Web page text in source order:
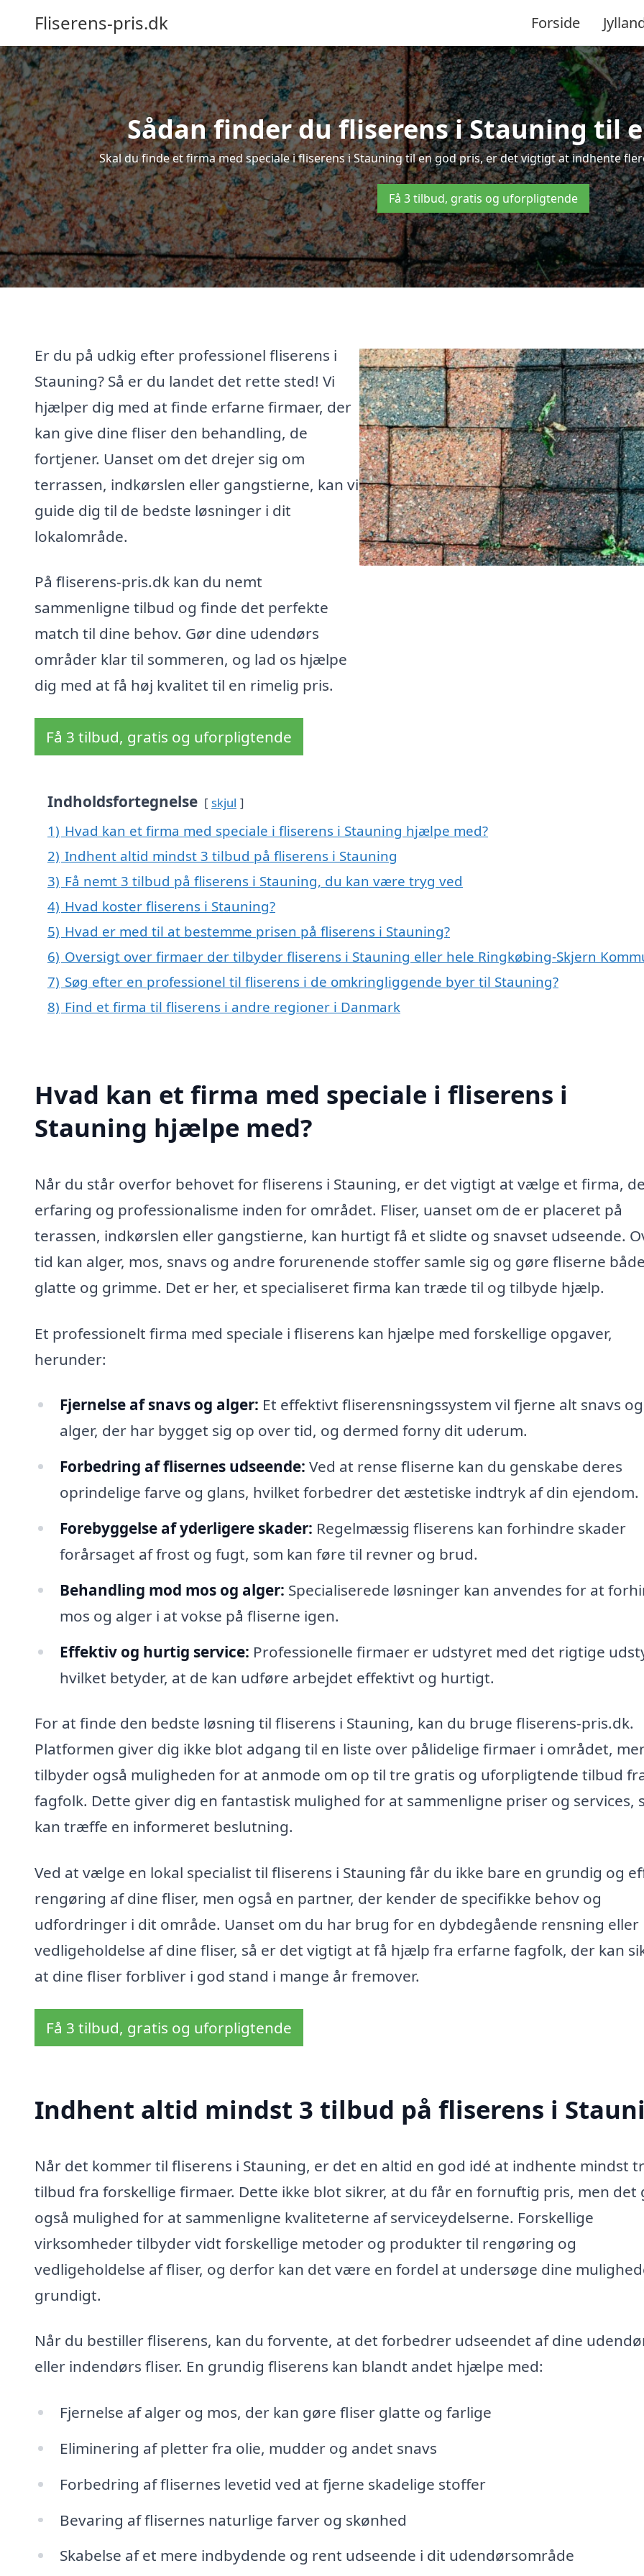
Fliserens-pris.dk Forside
Sådan finder du fliserens i Stauning til
Skal du finde et firma med speciale i fliserens i Stauning til en god pris, er det vigtigt at indhente
Få 3 tilbud, gratis og uforpligtende
Er du på udkig efter professionel fliserens i
Stauning? Så er du landet det rette sted! Vi
hjælper dig med at finde erfarne firmaer, der
kan give dine fliser den behandling, de
fortjener. Uanset om det drejer sig om
terrassen, indkørslen eller gangstierne, kan vi
guide dig til de bedste løsninger i dit
lokalområde.
På fliserens-pris.dk kan du nemt
sammenligne tilbud og finde det perfekte
match til dine behov. Gør dine udendørs
områder klar til sommeren, og lad os hjælpe
dig med at få høj kvalitet til en rimelig pris.
Få 3 tilbud, gratis og uforpligtende
Indholdsfortegnelse skjul
1) Hvad kan et firma med speciale i fliserens i Stauning hjælpe med?
2) Indhent altid mindst 3 tilbud på fliserens i Stauning
3) Få nemt 3 tilbud på fliserens i Stauning, du kan være tryg ved
4) Hvad koster fliserens i Stauning?
5) Hvad er med til at bestemme prisen på fliserens i Stauning?
6) Oversigt over firmaer der tilbyder fliserens i Stauning eller hele Ringkøbing-Skjern
7) Søg efter en professionel til fliserens i de omkringliggende byer til Stauning?
8) Find et firma til fliserens i andre regioner i Danmark
Hvad kan et firma med speciale i fliserens i
Stauning hjælpe med?
Når du står overfor behovet for fliserens i Stauning, er det vigtigt at vælge et firma,
erfaring og professionalisme inden for området. Fliser, uanset om de er placeret på
terassen, indkørslen eller gangstierne, kan hurtigt få et slidte og snavset udseende.
tid kan alger, mos, snavs og andre forurenende stoffer samle sig og gøre fliserne
glatte og grimme. Det er her, et specialiseret firma kan træde til og tilbyde hjælp.
Et professionelt firma med speciale i fliserens kan hjælpe med forskellige opgaver,
herunder:
Fjernelse af snavs og alger: Et effektivt fliserensningssystem vil fjerne alt snavs og
alger, der har bygget sig op over tid, og dermed forny dit uderum.
Forbedring af flisernes udseende: Ved at rense fliserne kan du genskabe deres
oprindelige farve og glans, hvilket forbedrer det æstetiske indtryk af din ejendom.
Forebyggelse af yderligere skader: Regelmæssig fliserens kan forhindre skader
forårsaget af frost og fugt, som kan føre til revner og brud.
Behandling mod mos og alger: Specialiserede løsninger kan anvendes for at
mos og alger i at vokse på fliserne igen.
Effektiv og hurtig service: Professionelle firmaer er udstyret med det rigtige
hvilket betyder, at de kan udføre arbejdet effektivt og hurtigt.
For at finde den bedste løsning til fliserens i Stauning, kan du bruge fliserens-pris.dk.
Platformen giver dig ikke blot adgang til en liste over pålidelige firmaer i området,
tilbyder også muligheden for at anmode om op til tre gratis og uforpligtende tilbud
fagfolk. Dette giver dig en fantastisk mulighed for at sammenligne priser og services,
kan træffe en informeret beslutning.
Ved at vælge en lokal specialist til fliserens i Stauning får du ikke bare en grundig og
rengøring af dine fliser, men også en partner, der kender de specifikke behov og
udfordringer i dit område. Uanset om du har brug for en dybdegående rensning eller
vedligeholdelse af dine fliser, så er det vigtigt at få hjælp fra erfarne fagfolk, der kan
at dine fliser forbliver i god stand i mange år fremover.
Få 3 tilbud, gratis og uforpligtende
Indhent altid mindst 3 tilbud på fliserens i
Når det kommer til fliserens i Stauning, er det en altid en god idé at indhente mindst
tilbud fra forskellige firmaer. Dette ikke blot sikrer, at du får en fornuftig pris, men det
også mulighed for at sammenligne kvaliteterne af serviceydelserne. Forskellige
virksomheder tilbyder vidt forskellige metoder og produkter til rengøring og
vedligeholdelse af fliser, og derfor kan det være en fordel at undersøge dine
grundigt.
Når du bestiller fliserens, kan du forvente, at det forbedrer udseendet af dine
eller indendørs fliser. En grundig fliserens kan blandt andet hjælpe med:
Fjernelse af alger og mos, der kan gøre fliser glatte og farlige
Eliminering af pletter fra olie, mudder og andet snavs
Forbedring af flisernes levetid ved at fjerne skadelige stoffer
Bevaring af flisernes naturlige farver og skønhed
Skabelse af et mere indbydende og rent udseende i dit udendørsområde